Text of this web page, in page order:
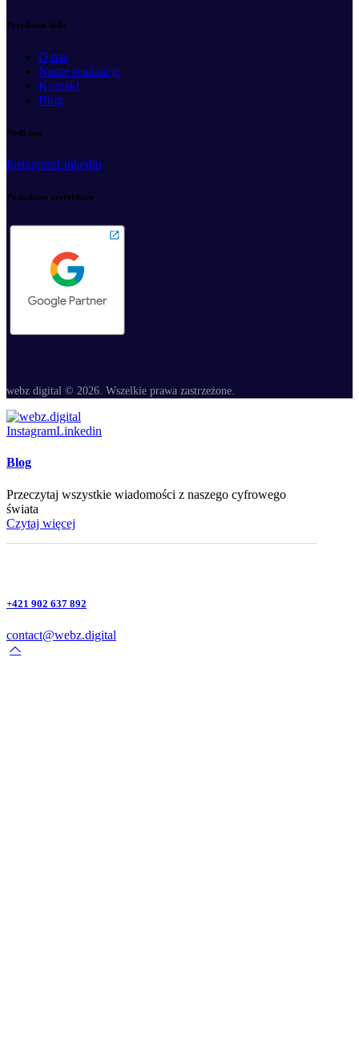
Przydatne linki
O nas
Nasze realizacje
Kontakt
Blog
Śledź nas
InstagramLinkedin
Posiadamy certyfikaty
webz digital © 2026. Wszelkie prawa zastrzeżone.
InstagramLinkedin
Blog
Przeczytaj wszystkie wiadomości z naszego cyfrowego
świata
Czytaj więcej
+421 902 637 892
contact@webz.digital